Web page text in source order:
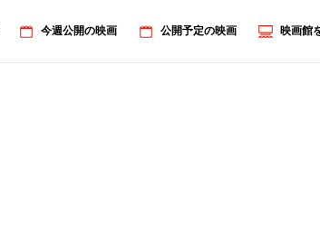
今週公開の映画 公開予定の映画 映画館